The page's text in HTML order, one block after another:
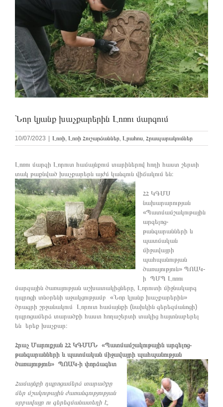
Նոր կյանք խաչքարերին Լոռու մարզում
10/07/2023 Լոռի, Լոռի Հուշարձաններ, Լրահոս, Հրապարակումներ
Լոռու մարզի Լորուտ համայնքում տարիներով հողի հաստ շերտի
տակ թաքնված խաչքարերն այժմ կանգուն վիճակում են։
ՀՀ ԿԳՄՍ
նախարարության
«Պատմամշակութային
արգելոց-
թանգարանների և
պատմական
միջավայրի
պահպանության
ծառայություն» ՊՈԱԿ-
ի ՊՄՊ Լոռու
մարզային ծառայության աշխատակիցները, Լորուտի միջնակարգ
դպրոցի տնօրենի աջակցությամբ «Նոր կյանք խաչքարերին»
ծրագրի շրջանակում Լորուտ համայնքի (նախկին գերեզմանոցի)
դպրոցամերձ տարածքի հաստ հողաշերտի տակից հայտնաբերել
են երեք խաչքար։
Հրաչ Մարուքյան ՀՀ ԿԳՄՍՆ «Պատմամշակութային արգելոց-
թանգարանների և պատմական միջավայրի պահպանության
ծառայություն» ՊՈԱԿ-ի փորձագետ
Համայնքի դպրոցամերձ տարածքը
մեր մշակութային ժառանգությության
սրբավայր ու գերեզմանատեղի է,